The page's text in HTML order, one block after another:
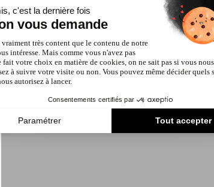
MUSIQUES DU 8 AOÛT TARASCON VOYAGE
EN CORSE DIRECTION LA POLYNÉSIE
8 août
Tarascon
Concert